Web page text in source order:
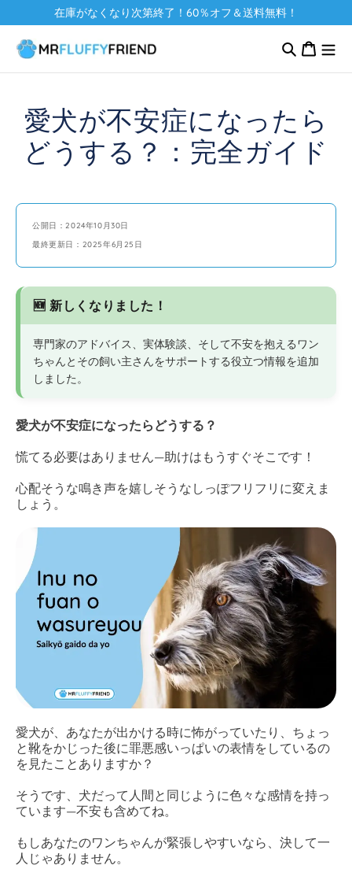
ンツに在庫がなくなり次第終了！60％オフ＆送料無料！
カ
ー
愛犬が不安症になったら
どうする？：完全ガイド
公開日：2024年10月30日
最終更新日：2025年6月25日
🆕 新しくなりました！
専門家のアドバイス、実体験談、そして不安を抱えるワン
ちゃんとその飼い主さんをサポートする役立つ情報を追加
しました。
愛犬が不安症になったらどうする？
慌てる必要はありません—助けはもうすぐそこです！
心配そうな鳴き声を嬉しそうなしっぽフリフリに変えま
しょう。
愛犬が、あなたが出かける時に怖がっていたり、ちょっ
と靴をかじった後に罪悪感いっぱいの表情をしているの
を見たことありますか？
そうです、犬だって人間と同じように色々な感情を持っ
ています—不安も含めてね。
もしあなたのワンちゃんが緊張しやすいなら、決して一
人じゃありません。